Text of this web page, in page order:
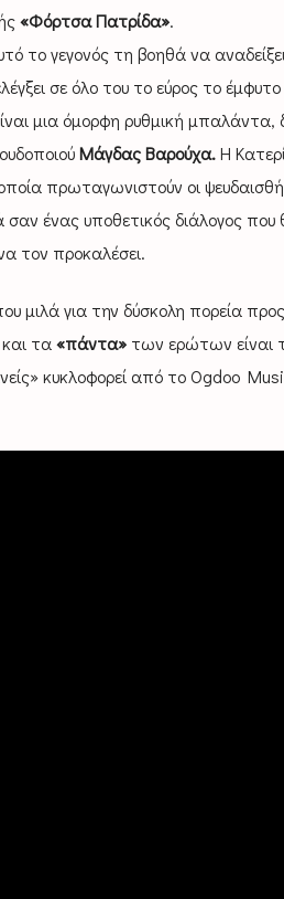
«Φόρτσα Πατρίδα».
το γεγονός τη βοηθά να
σε όλο του το εύρος το
μια όμορφη ρυθμική μπαλάντα,
Μάγδας Βαρούχα.Η
πρωταγωνιστούν οι
σαν ένας υποθετικός διάλογος
τον προκαλέσει.
μιλά για την δύσκολη πορεία
τα«πάντα»των ερώτων είναι
κυκλοφορεί από το Ogdoo